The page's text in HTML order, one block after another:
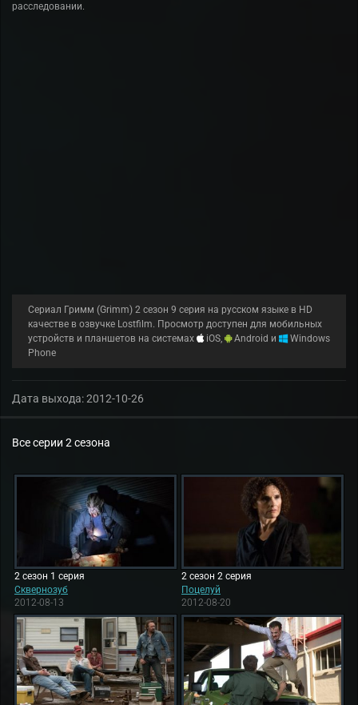
расследовании.
Сериал Гримм (Grimm) 2 сезон 9 серия на русском языке в HD
качестве в озвучке Lostfilm. Просмотр доступен для мобильных
устройств и планшетов на системах
iOS, Android и
Windows
Phone
Дата выхода:2012-10-26
Все серии 2 сезона
2 сезон 1 серия
Сквернозуб
2012-08-13
2 сезон 2 серия
Поцелуй
2012-08-20